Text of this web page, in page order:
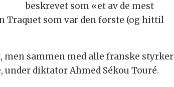
beskrevet som «et av de mest
Traquet som var den første (og hittil
men sammen med alle franske styrker
diktator Ahmed Sékou Touré.